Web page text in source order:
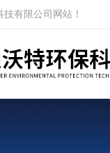
有限公司网站！